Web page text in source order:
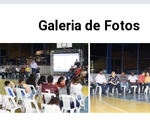
Galeria de Fotos